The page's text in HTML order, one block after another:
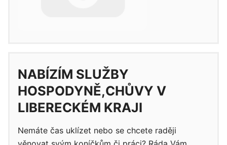
NABÍZÍM SLUŽBY
HOSPODYNĚ,CHŮVY V
LIBERECKÉM KRAJI
Nemáte čas uklízet nebo se chcete raději